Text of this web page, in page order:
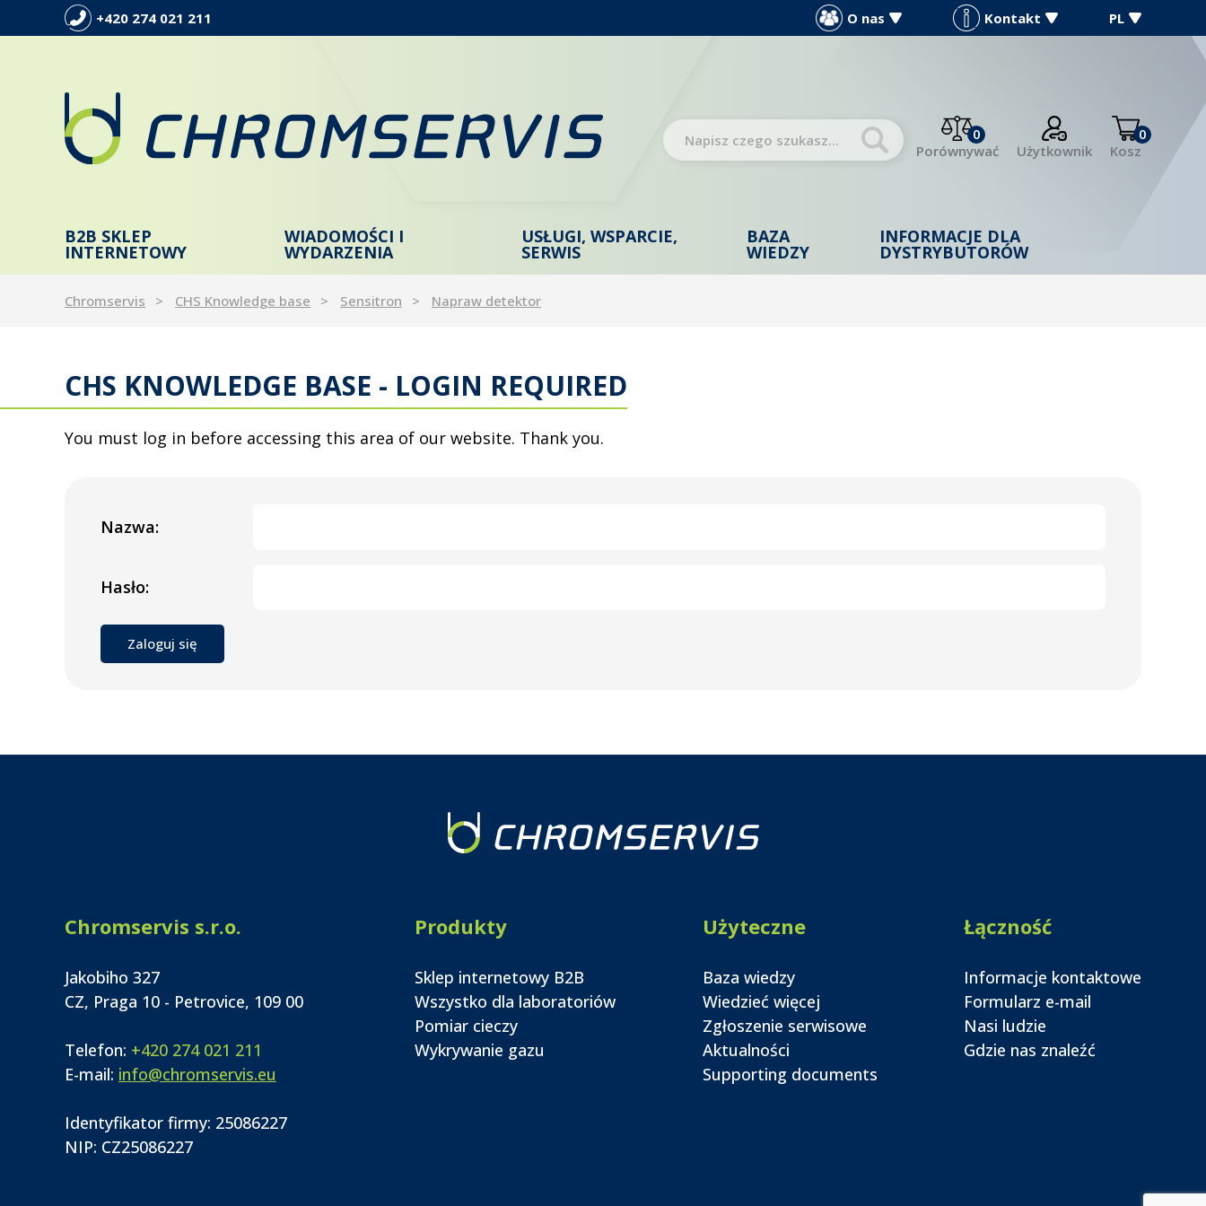
+420 274 021 211 O nas Kontakt PL
0
Porównywać
Użytkownik
0
Kosz
B2B SKLEP
INTERNETOWY
WIADOMOŚCI I
WYDARZENIA
USŁUGI, WSPARCIE,
SERWIS
BAZA
WIEDZY
INFORMACJE DLA
DYSTRYBUTORÓW
Chromservis CHS Knowledge base Sensitron Napraw detektor
CHS KNOWLEDGE BASE - LOGIN REQUIRED
You must log in before accessing this area of our website. Thank you.
Nazwa:
Hasło:
Chromservis s.r.o.
Jakobiho 327
CZ, Praga 10 - Petrovice, 109 00
Telefon: +420 274 021 211
E-mail: info@chromservis.eu
Identyfikator firmy: 25086227
NIP: CZ25086227
Produkty
Sklep internetowy B2B
Wszystko dla laboratoriów
Pomiar cieczy
Wykrywanie gazu
Użyteczne
Baza wiedzy
Wiedzieć więcej
Zgłoszenie serwisowe
Aktualności
Supporting documents
Łączność
Informacje kontaktowe
Formularz e-mail
Nasi ludzie
Gdzie nas znaleźć